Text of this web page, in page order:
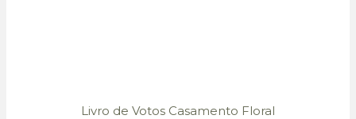
Livro de Votos Casamento Floral